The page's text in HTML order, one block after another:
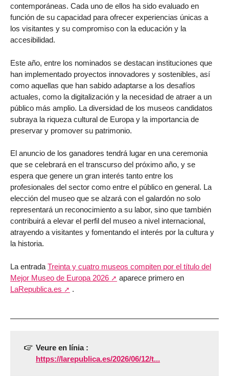
contemporáneas. Cada uno de ellos ha sido evaluado en
función de su capacidad para ofrecer experiencias únicas a
los visitantes y su compromiso con la educación y la
accesibilidad.
Este año, entre los nominados se destacan instituciones que
han implementado proyectos innovadores y sostenibles, así
como aquellas que han sabido adaptarse a los desafíos
actuales, como la digitalización y la necesidad de atraer a un
público más amplio. La diversidad de los museos candidatos
subraya la riqueza cultural de Europa y la importancia de
preservar y promover su patrimonio.
El anuncio de los ganadores tendrá lugar en una ceremonia
que se celebrará en el transcurso del próximo año, y se
espera que genere un gran interés tanto entre los
profesionales del sector como entre el público en general. La
elección del museo que se alzará con el galardón no solo
representará un reconocimiento a su labor, sino que también
contribuirá a elevar el perfil del museo a nivel internacional,
atrayendo a visitantes y fomentando el interés por la cultura y
la historia.
La entrada Treinta y cuatro museos compiten por el título del
Mejor Museo de Europa 2026
aparece primero en
LaRepublica.es
.
Veure en línia :
https://larepublica.es/2026/06/12/t...